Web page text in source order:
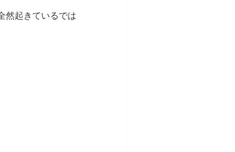
然起きているでは